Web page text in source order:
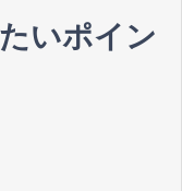
いポイン